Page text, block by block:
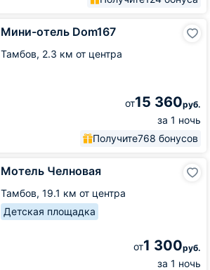
Мини-отель Dom167
Тамбов, 2.3 км от центра
от15 360руб.
за 1 ночь
Получите768 бонусов
Мотель Челновая
Тамбов, 19.1 км от центра
Детская площадка
от1 300руб.
за 1 ночь